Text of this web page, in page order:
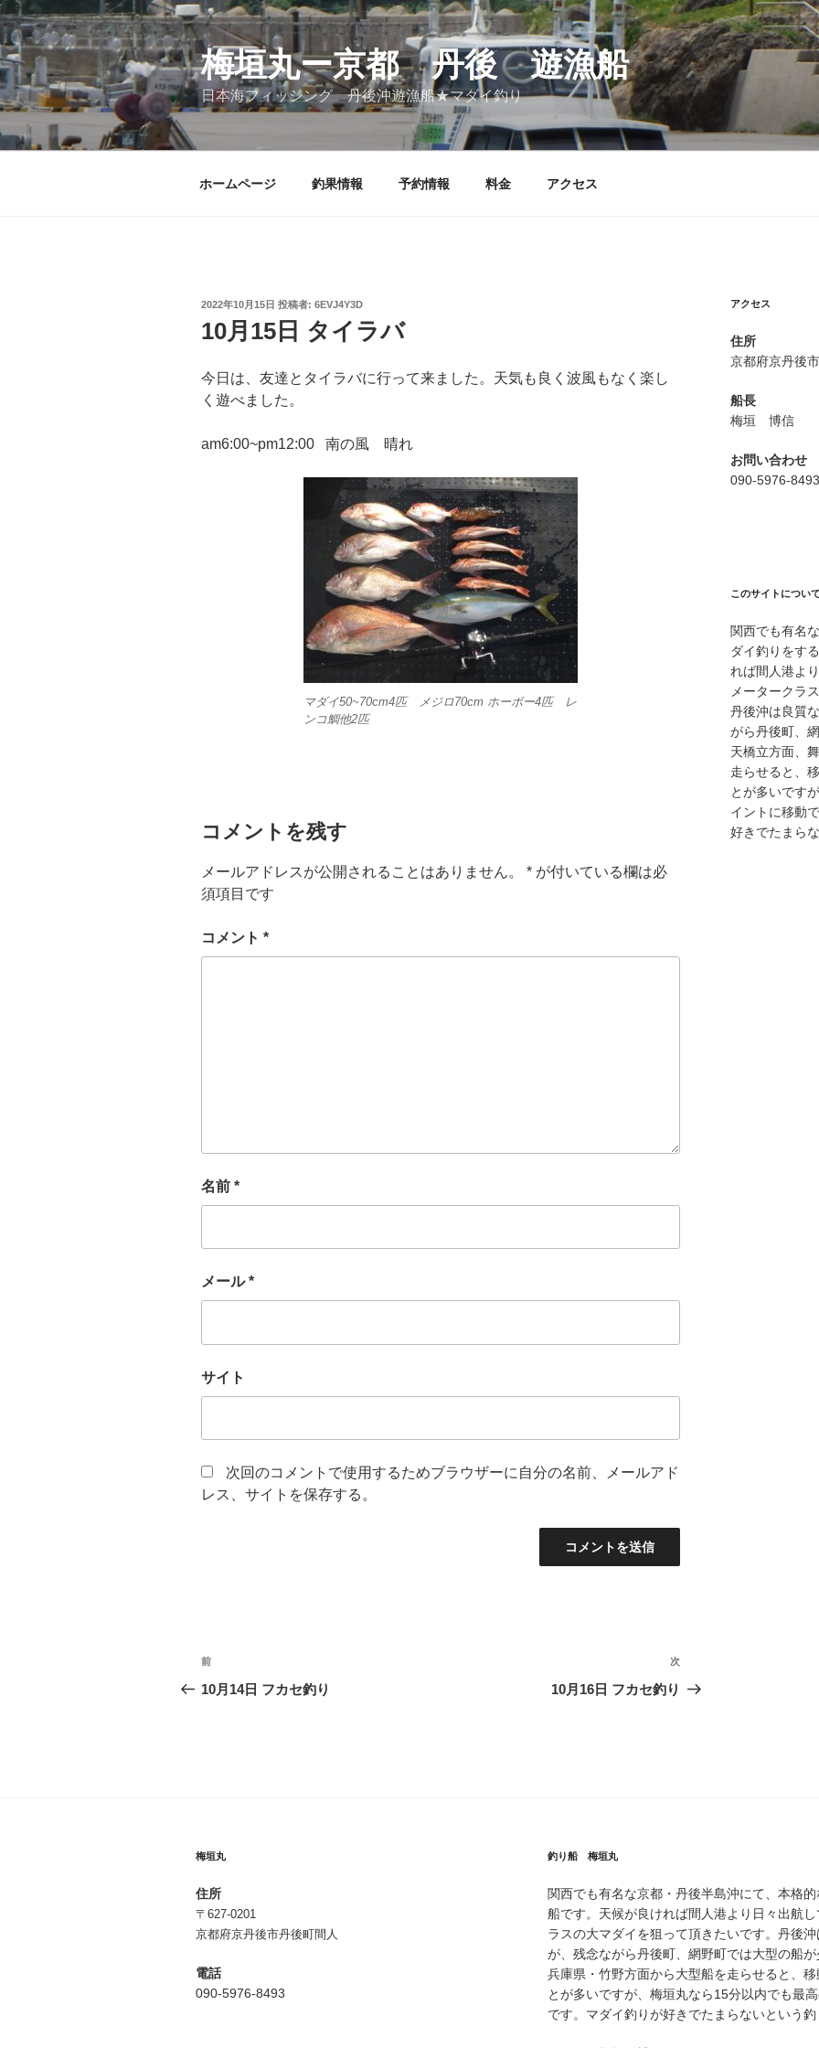
コ
ン
テ
ン
ツ
ス
梅垣丸ー京都 丹後 遊漁船
日本海フィッシング 丹後沖遊漁船★マダイ釣り
ホームページ 釣果情報 予約情報 料金 アクセス
投
2022年10月15日 投稿者: 6EVJ4Y3D
10月15日 タイラバ
今日は、友達とタイラバに行って来ました。天気も良く波風もなく楽し
く遊べました。
am6:00~pm12:00 南の風 晴れ
マダイ50~70cm4匹 メジロ70cm ホーボー4匹 レ
ンコ鯛他2匹
コメントを残す
メールアドレスが公開されることはありません。 * が付いている欄は必
須項目です
コメント *
名前 *
メール*
サイト
次回のコメントで使用するためブラウザーに自分の名前、メールアド
レス、サイトを保存する。
投
稿
シ
ョ
ン
前
の
前
10月14日 フカセ釣り
次
の
次
10月16日 フカセ釣り
アクセス
住所
京都府京丹後
船長
梅垣 博信
お問い合わせ
090-5976-8493
このサイトについて
関西でも有名
ダイ釣りをす
れば間人港よ
メータークラ
丹後沖は良質
がら丹後町、
天橋立方面、
走らせると、
とが多いです
イントに移動
好きでたまら
梅垣丸
住所
〒627-0201
京都府京丹後市丹後町間人
電話
090-5976-8493
釣り船 梅垣丸
関西でも有名な京都・丹後半島沖にて、本格
船です。天候が良ければ間人港より日々出航
ラスの大マダイを狙って頂きたいです。丹後
が、残念ながら丹後町、網野町では大型の船
兵庫県・竹野方面から大型船を走らせると、
とが多いですが、梅垣丸なら15分以内でも最
です。マダイ釣りが好きでたまらないという釣